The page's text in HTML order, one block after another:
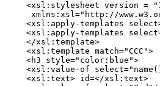
<xsl:stylesheet version =
xmlns:xsl="http://
<xsl:apply-templates
<xsl:apply-templates
</xsl:template>
<xsl:template match="CCC">
<h3 style="color:blue">
<xsl:value-of
<xsl:text> id=</xsl:text>